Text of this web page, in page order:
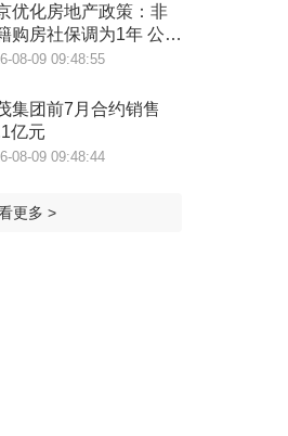
优化房地产政策：非
购房社保调为1年 公积
高可贷340万元
08-09 09:48:55
集团前7月合约销售
亿元
08-09 09:48:44
更多 >